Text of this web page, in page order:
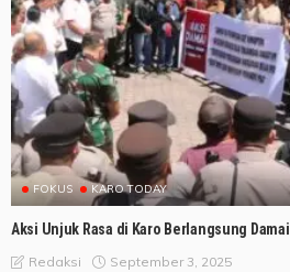
FOKUS KARO TODAY
Aksi Unjuk Rasa di Karo Berlangsung Damai
Redaksi September 3, 2025